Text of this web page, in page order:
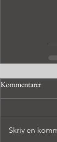
Kommentarer
Skriv en